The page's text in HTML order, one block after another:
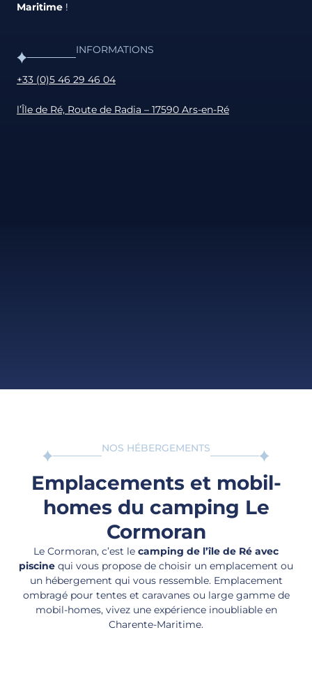
Maritime !
INFORMATIONS
+33 (0)5 46 29 46 04
l’Île de Ré, Route de Radia – 17590 Ars-en-Ré
NOS HÉBERGEMENTS
Emplacements et mobil-
homes du camping Le
Cormoran
Le Cormoran, c’est le camping de l’île de Ré avec
piscine qui vous propose de choisir un emplacement ou
un hébergement qui vous ressemble. Emplacement
ombragé pour tentes et caravanes ou large gamme de
mobil-homes, vivez une expérience inoubliable en
Charente-Maritime.